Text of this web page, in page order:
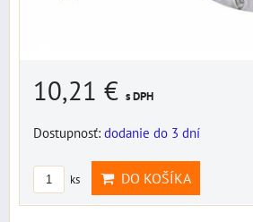
10,21 € s DPH
Dostupnosť: dodanie do 3 dní
ks DO KOŠÍKA